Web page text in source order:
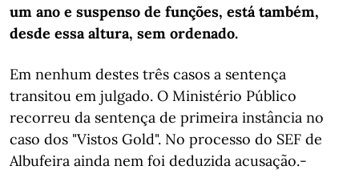
um ano e suspenso de funções, está também,
desde essa altura, sem ordenado.
Em nenhum destes três casos a sentença
transitou em julgado. O Ministério Público
recorreu da sentença de primeira instância no
caso dos "Vistos Gold". No processo do SEF de
Albufeira ainda nem foi deduzida acusação.-